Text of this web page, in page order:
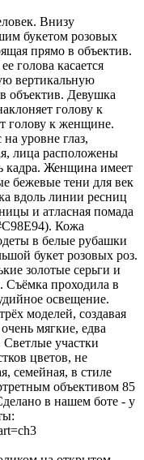
Внизу
букетом розовых
прямо в объектив.
голова касается
вертикальную
объектив. Девушка
голову к
голову к женщине.
уровне глаз,
лица расположены
кадра. Женщина имеет
бежевые тени для век
вдоль линии ресниц
и атласная помада
Кожа
в белые рубашки
букет розовых роз.
золотые серьги и
Съёмка проходила в
освещение.
моделей, создавая
мягкие, едва
участки
цветов, не
семейная, в стиле
объективом 85
в нашем боте - у